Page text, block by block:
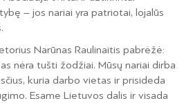
– jos nariai yra patriotai, lojalūs
Narūnas Raulinaitis pabrėžė:
nėra tušti žodžiai. Mūsų nariai dirba
kuria darbo vietas ir prisideda
Esame Lietuvos dalis ir visada